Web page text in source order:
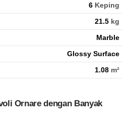
6 Keping
21.5 kg
Marble
Glossy Surface
1.08 m²
Ornare dengan Banyak